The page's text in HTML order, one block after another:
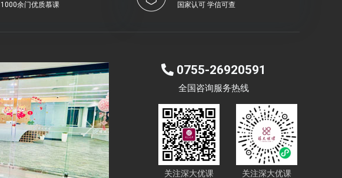
1000余门优质慕课 国家认可 学信可查
Next
0755-26920591
全国咨询服务热线
关注深大优课 关注深大优课